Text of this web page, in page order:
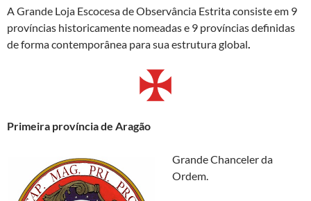
A Grande Loja Escocesa de Observância Estrita consiste em 9
províncias historicamente nomeadas e 9 províncias definidas
de forma contemporânea para sua estrutura global.
Primeira província de Aragão
Grande Chanceler da
Ordem.